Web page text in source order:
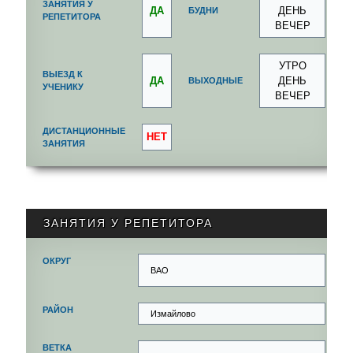
ЗАНЯТИЯ У
РЕПЕТИТОРА
ДА БУДНИ
ДЕНЬ
ВЕЧЕР
ВЫЕЗД К
УЧЕНИКУ
ДА ВЫХОДНЫЕ
УТРО
ДЕНЬ
ВЕЧЕР
ДИСТАНЦИОННЫЕ
ЗАНЯТИЯ
НЕТ
ЗАНЯТИЯ У РЕПЕТИТОРА
ОКРУГ
ВАО
РАЙОН Измайлово
ВЕТКА